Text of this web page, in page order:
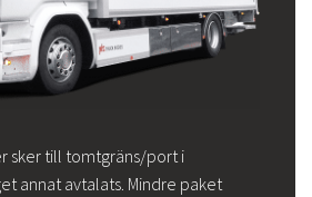
sker till tomtgräns/port i
annat avtalats. Mindre paket